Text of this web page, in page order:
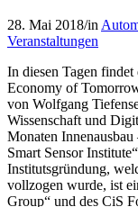
28. Mai 2018/in
Veranstaltungen
In diesen Tagen
Economy of
von Wolfgang
Wissenschaft und
Monaten
Smart Sensor
Institutsgründung,
vollzogen wurde, ist
Group“ und des CiS